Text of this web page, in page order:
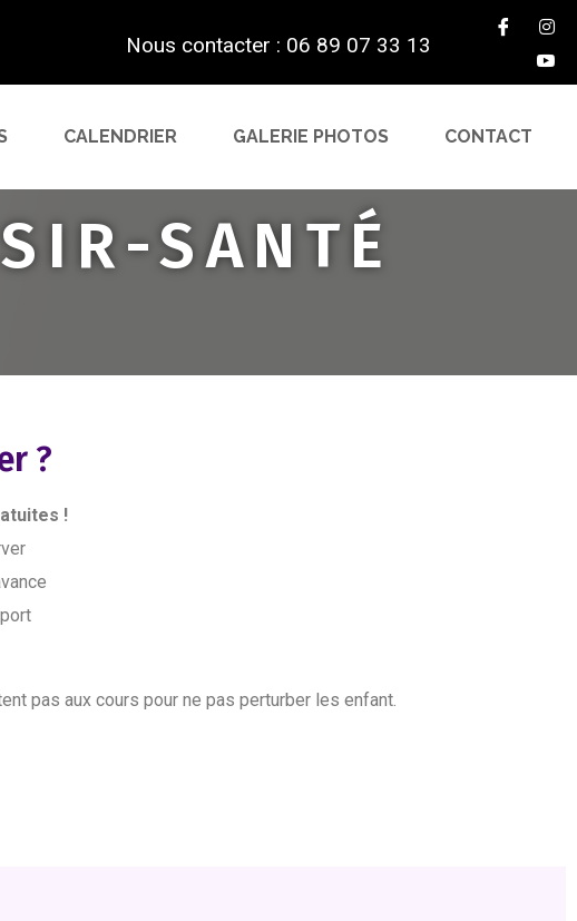
Nous contacter : 06 89 07 33 13
CALENDRIER GALERIE PHOTOS CONTACT
SANTÉ
?
!
pas aux cours pour ne pas perturber les enfant.